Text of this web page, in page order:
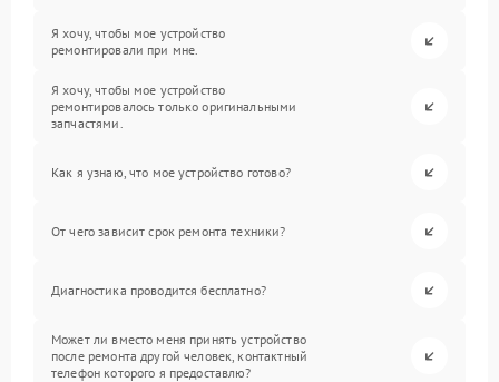
Я хочу, чтобы мое устройство
ремонтировали при мне.
Я хочу, чтобы мое устройство
ремонтировалось только оригинальными
запчастями.
Как я узнаю, что мое устройство готово?
От чего зависит срок ремонта техники?
Диагностика проводится бесплатно?
Может ли вместо меня принять устройство
после ремонта другой человек, контактный
телефон которого я предоставлю?